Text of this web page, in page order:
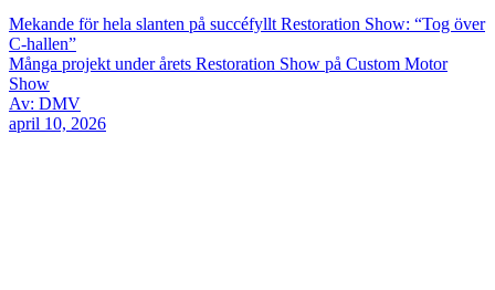
Mekande för hela slanten på succéfyllt Restoration Show: “Tog över
C-hallen”
Många projekt under årets Restoration Show på Custom Motor
Show
Av: DMV
april 10, 2026